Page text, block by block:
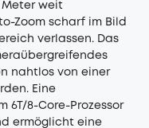
Meter weit
Zoom scharf im Bild
verlassen. Das
nahtlos von einer
Eine
6T/8-Core-Prozessor
ermöglicht eine